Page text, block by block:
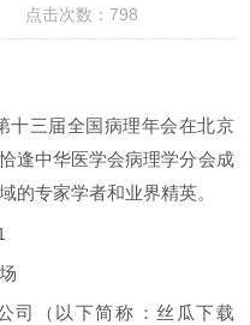
击次数：798
第十三届全国病理年会在北京
恰逢中华医学会病理学分会成
专家学者和业界精英。
（以下简称：丝瓜下载